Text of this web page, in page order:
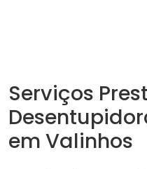
Serviços
em Valinhos